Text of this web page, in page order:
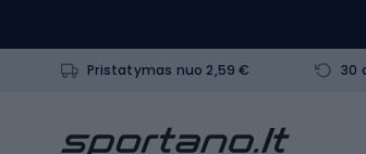
Pristatymas nuo 2,59 € 30